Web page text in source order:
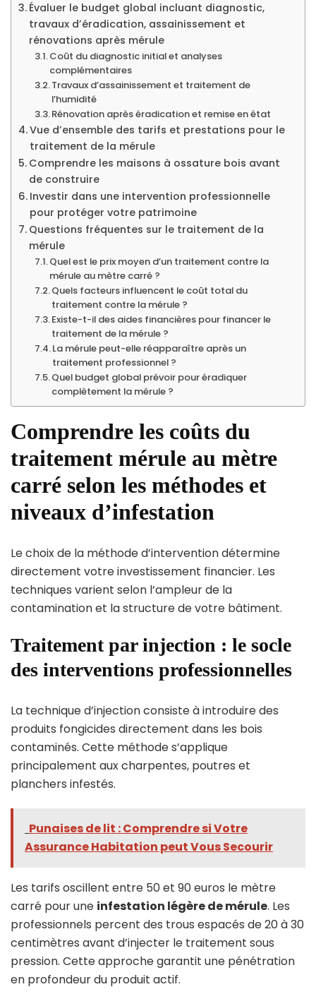
Évaluer le budget global incluant diagnostic,
travaux d’éradication, assainissement et
rénovations après mérule
Coût du diagnostic initial et analyses
complémentaires
Travaux d’assainissement et traitement de
l’humidité
Rénovation après éradication et remise en état
Vue d’ensemble des tarifs et prestations pour le
traitement de la mérule
Comprendre les maisons à ossature bois avant
de construire
Investir dans une intervention professionnelle
pour protéger votre patrimoine
Questions fréquentes sur le traitement de la
mérule
Quel est le prix moyen d’un traitement contre la
mérule au mètre carré ?
Quels facteurs influencent le coût total du
traitement contre la mérule ?
Existe-t-il des aides financières pour financer le
traitement de la mérule ?
La mérule peut-elle réapparaître après un
traitement professionnel ?
Quel budget global prévoir pour éradiquer
complètement la mérule ?
Comprendre les coûts du
traitement mérule au mètre
carré selon les méthodes et
niveaux d’infestation
Le choix de la méthode d’intervention détermine
directement votre investissement financier. Les
techniques varient selon l’ampleur de la
contamination et la structure de votre bâtiment.
Traitement par injection : le socle
des interventions professionnelles
La technique d’injection consiste à introduire des
produits fongicides directement dans les bois
contaminés. Cette méthode s’applique
principalement aux charpentes, poutres et
planchers infestés.
Punaises de lit : Comprendre si Votre
Assurance Habitation peut Vous Secourir
Les tarifs oscillent entre 50 et 90 euros le mètre
carré pour une infestation légère de mérule. Les
professionnels percent des trous espacés de 20 à 30
centimètres avant d’injecter le traitement sous
pression. Cette approche garantit une pénétration
en profondeur du produit actif.